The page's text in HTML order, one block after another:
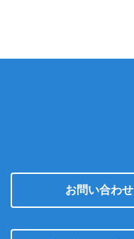
お問い合わせ